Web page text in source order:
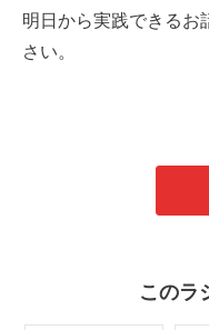
明日から実践できるお
さい。
このラ